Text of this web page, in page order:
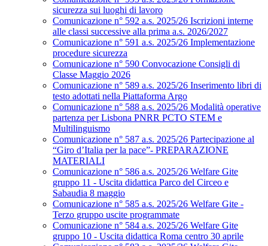
sicurezza sui luoghi di lavoro
Comunicazione n° 592 a.s. 2025/26 Iscrizioni interne
alle classi successive alla prima a.s. 2026/2027
Comunicazione n° 591 a.s. 2025/26 Implementazione
procedure sicurezza
Comunicazione n° 590 Convocazione Consigli di
Classe Maggio 2026
Comunicazione n° 589 a.s. 2025/26 Inserimento libri di
testo adottati nella Piattaforma Argo
Comunicazione n° 588 a.s. 2025/26 Modalità operative
partenza per Lisbona PNRR PCTO STEM e
Multilinguismo
Comunicazione n° 587 a.s. 2025/26 Partecipazione al
“Giro d’Italia per la pace”- PREPARAZIONE
MATERIALI
Comunicazione n° 586 a.s. 2025/26 Welfare Gite
gruppo 11 - Uscita didattica Parco del Circeo e
Sabaudia 8 maggio
Comunicazione n° 585 a.s. 2025/26 Welfare Gite -
Terzo gruppo uscite programmate
Comunicazione n° 584 a.s. 2025/26 Welfare Gite
gruppo 10 - Uscita didattica Roma centro 30 aprile